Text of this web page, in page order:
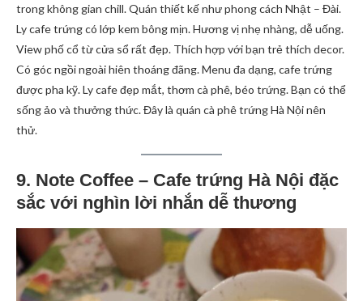
trong không gian chill. Quán thiết kế như phong cách Nhật – Đài.
Ly cafe trứng có lớp kem bông mịn. Hương vị nhẹ nhàng, dễ uống.
View phố cổ từ cửa sổ rất đẹp. Thích hợp với bạn trẻ thích decor.
Có góc ngồi ngoài hiên thoáng đãng. Menu đa dạng, cafe trứng
được pha kỹ. Ly cafe đẹp mắt, thơm cà phê, béo trứng. Bạn có thể
sống ảo và thưởng thức. Đây là quán cà phê trứng Hà Nội nên
thử.
9. Note Coffee – Cafe trứng Hà Nội đặc
sắc với nghìn lời nhắn dễ thương